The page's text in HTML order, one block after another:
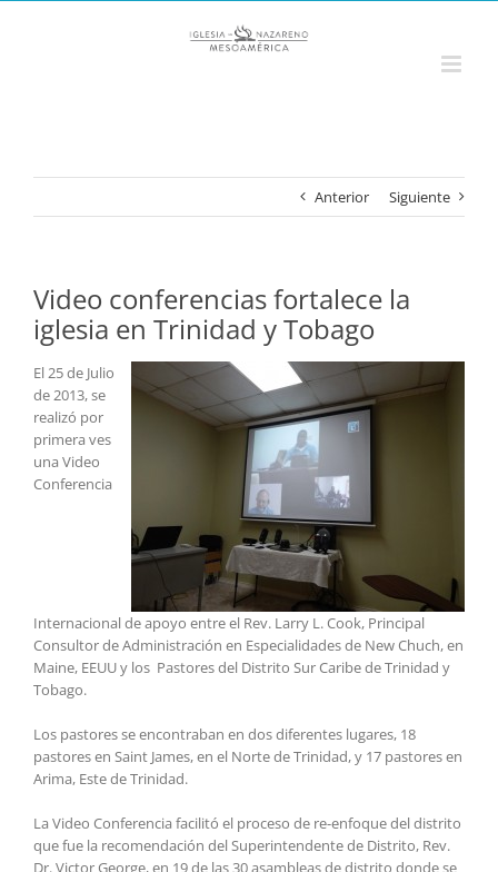
Anterior Siguiente
Video conferencias fortalece la
iglesia en Trinidad y Tobago
El 25 de Julio
de 2013, se
realizó por
primera ves
una Video
Conferencia
Internacional de apoyo entre el Rev. Larry L. Cook, Principal
Consultor de Administración en Especialidades de New Chuch, en
Maine, EEUU y los Pastores del Distrito Sur Caribe de Trinidad y
Tobago.
Los pastores se encontraban en dos diferentes lugares, 18
pastores en Saint James, en el Norte de Trinidad, y 17 pastores en
Arima, Este de Trinidad.
La Video Conferencia facilitó el proceso de re-enfoque del distrito
que fue la recomendación del Superintendente de Distrito, Rev.
Dr. Victor George, en 19 de las 30 asambleas de distrito donde se